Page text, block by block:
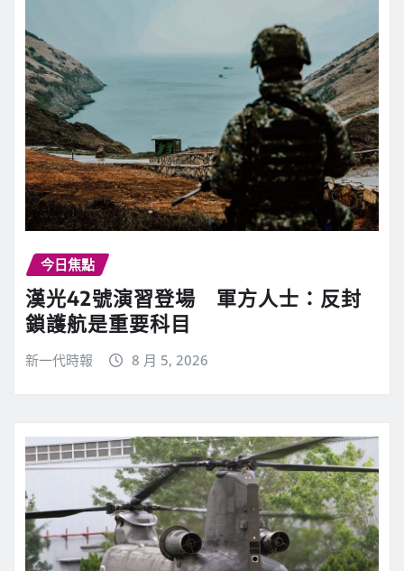
今日焦點
漢光42號演習登場 軍方人士：反封
鎖護航是重要科目
新一代時報 8 月 5, 2026